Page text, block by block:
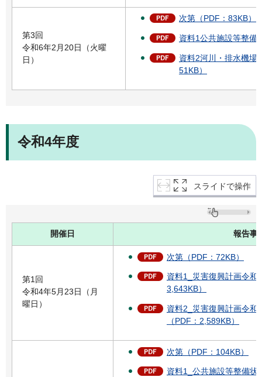
第3回
令和6年2月20日（火曜
日）
次第（PDF：83KB）
資料1公共施設等整備
資料2河川・排水機場
51KB）
令和4年度
スライドで操作
開催日 報告事
第1回
令和4年5月23日（月
曜日）
次第（PDF：72KB）
資料1_災害復興計画令和
3,643KB）
資料2_災害復興計画令和
（PDF：2,589KB）
次第（PDF：104KB）
資料1_公共施設等整備状